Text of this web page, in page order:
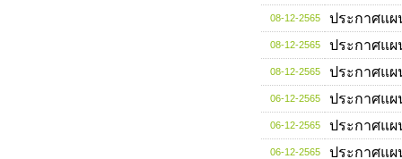
08-12-2565 ประกาศแผ
08-12-2565 ประกาศแผ
08-12-2565 ประกาศแผ
06-12-2565 ประกาศแผ
06-12-2565 ประกาศแผ
06-12-2565 ประกาศแผ